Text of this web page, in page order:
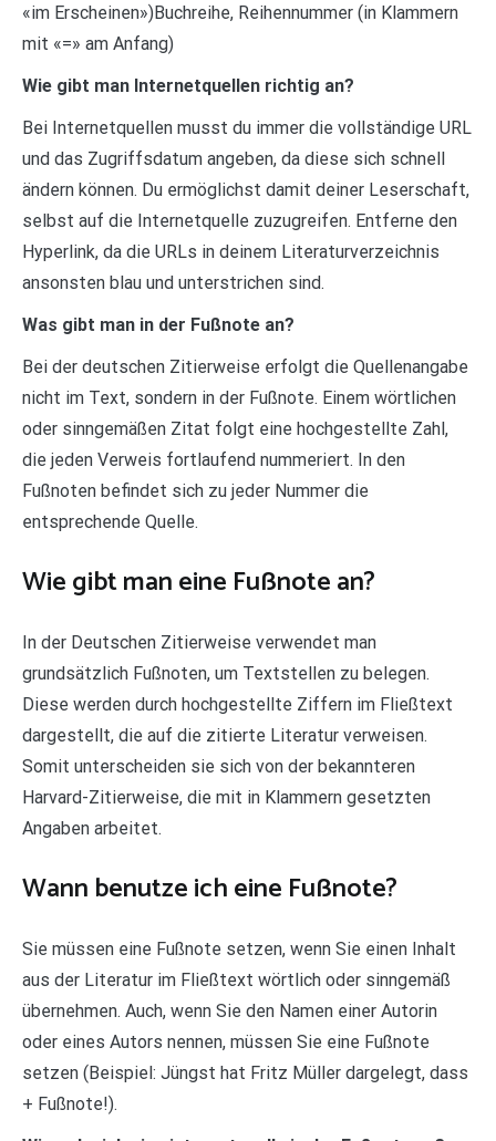
«im Erscheinen»)Buchreihe, Reihennummer (in Klammern
mit «=» am Anfang)
Wie gibt man Internetquellen richtig an?
Bei Internetquellen musst du immer die vollständige URL
und das Zugriffsdatum angeben, da diese sich schnell
ändern können. Du ermöglichst damit deiner Leserschaft,
selbst auf die Internetquelle zuzugreifen. Entferne den
Hyperlink, da die URLs in deinem Literaturverzeichnis
ansonsten blau und unterstrichen sind.
Was gibt man in der Fußnote an?
Bei der deutschen Zitierweise erfolgt die Quellenangabe
nicht im Text, sondern in der Fußnote. Einem wörtlichen
oder sinngemäßen Zitat folgt eine hochgestellte Zahl,
die jeden Verweis fortlaufend nummeriert. In den
Fußnoten befindet sich zu jeder Nummer die
entsprechende Quelle.
Wie gibt man eine Fußnote an?
In der Deutschen Zitierweise verwendet man
grundsätzlich Fußnoten, um Textstellen zu belegen.
Diese werden durch hochgestellte Ziffern im Fließtext
dargestellt, die auf die zitierte Literatur verweisen.
Somit unterscheiden sie sich von der bekannteren
Harvard-Zitierweise, die mit in Klammern gesetzten
Angaben arbeitet.
Wann benutze ich eine Fußnote?
Sie müssen eine Fußnote setzen, wenn Sie einen Inhalt
aus der Literatur im Fließtext wörtlich oder sinngemäß
übernehmen. Auch, wenn Sie den Namen einer Autorin
oder eines Autors nennen, müssen Sie eine Fußnote
setzen (Beispiel: Jüngst hat Fritz Müller dargelegt, dass
+ Fußnote!).